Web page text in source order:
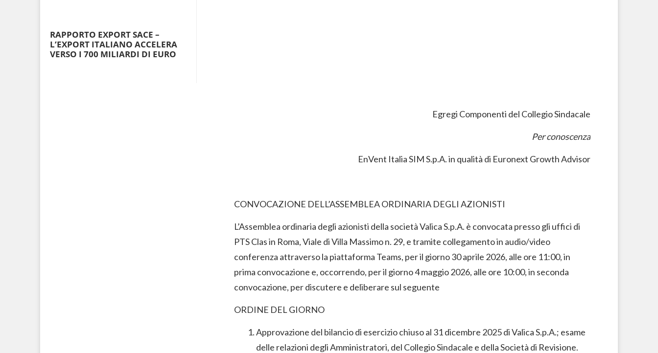
Egregi Componenti del Collegio Sindacale
Per conoscenza
EnVent Italia SIM S.p.A. in qualità di Euronext Growth Advisor
CONVOCAZIONE DELL’ASSEMBLEA ORDINARIA DEGLI AZIONISTI
L’Assemblea ordinaria degli azionisti della società Valica S.p.A. è convocata presso gli uffici di
PTS Clas in Roma, Viale di Villa Massimo n. 29, e tramite collegamento in audio/video
conferenza attraverso la piattaforma Teams, per il giorno30 aprile 2026, alle ore 11:00,in
prima convocazione e, occorrendo, per il giorno 4 maggio 2026, alle ore 10:00, in seconda
convocazione, per discutere e deliberare sul seguente
ORDINE DEL GIORNO
Approvazione del bilancio di esercizio chiuso al 31 dicembre 2025 di Valica S.p.A.; esame
delle relazioni degli Amministratori, del Collegio Sindacale e della Società di Revisione.
RAPPORTO EXPORT SACE –
L’EXPORT ITALIANO ACCELERA
VERSO I 700 MILIARDI DI EURO